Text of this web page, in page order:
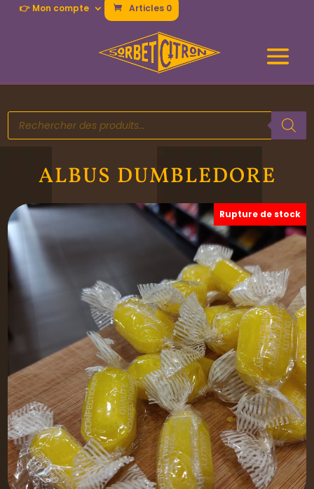
👉 Mon compte Articles 0
Recherche
de
produits
ALBUS DUMBLEDORE
Rupture de stock